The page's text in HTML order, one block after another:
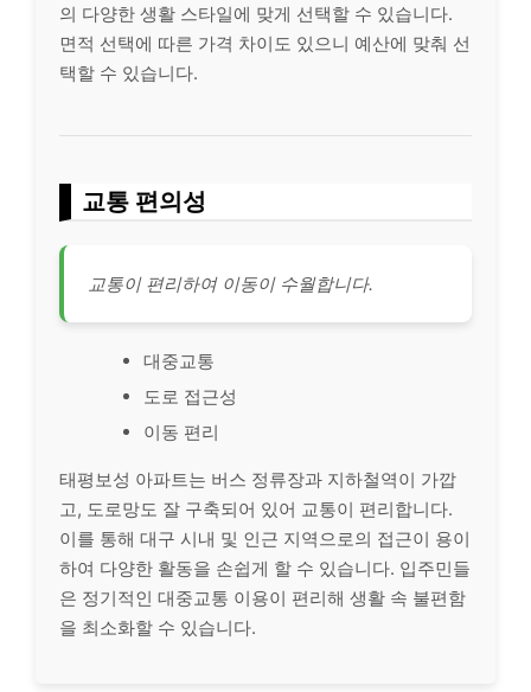
의 다양한 생활 스타일에 맞게 선택할 수 있습니다.
면적 선택에 따른 가격 차이도 있으니 예산에 맞춰 선
택할 수 있습니다.
교통 편의성
교통이 편리하여 이동이 수월합니다.
대중교통
도로 접근성
이동 편리
태평보성 아파트는 버스 정류장과 지하철역이 가깝
고, 도로망도 잘 구축되어 있어 교통이 편리합니다.
이를 통해 대구 시내 및 인근 지역으로의 접근이 용이
하여 다양한 활동을 손쉽게 할 수 있습니다. 입주민들
은 정기적인 대중교통 이용이 편리해 생활 속 불편함
을 최소화할 수 있습니다.